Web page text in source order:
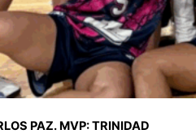
PAZ. MVP: TRINIDAD